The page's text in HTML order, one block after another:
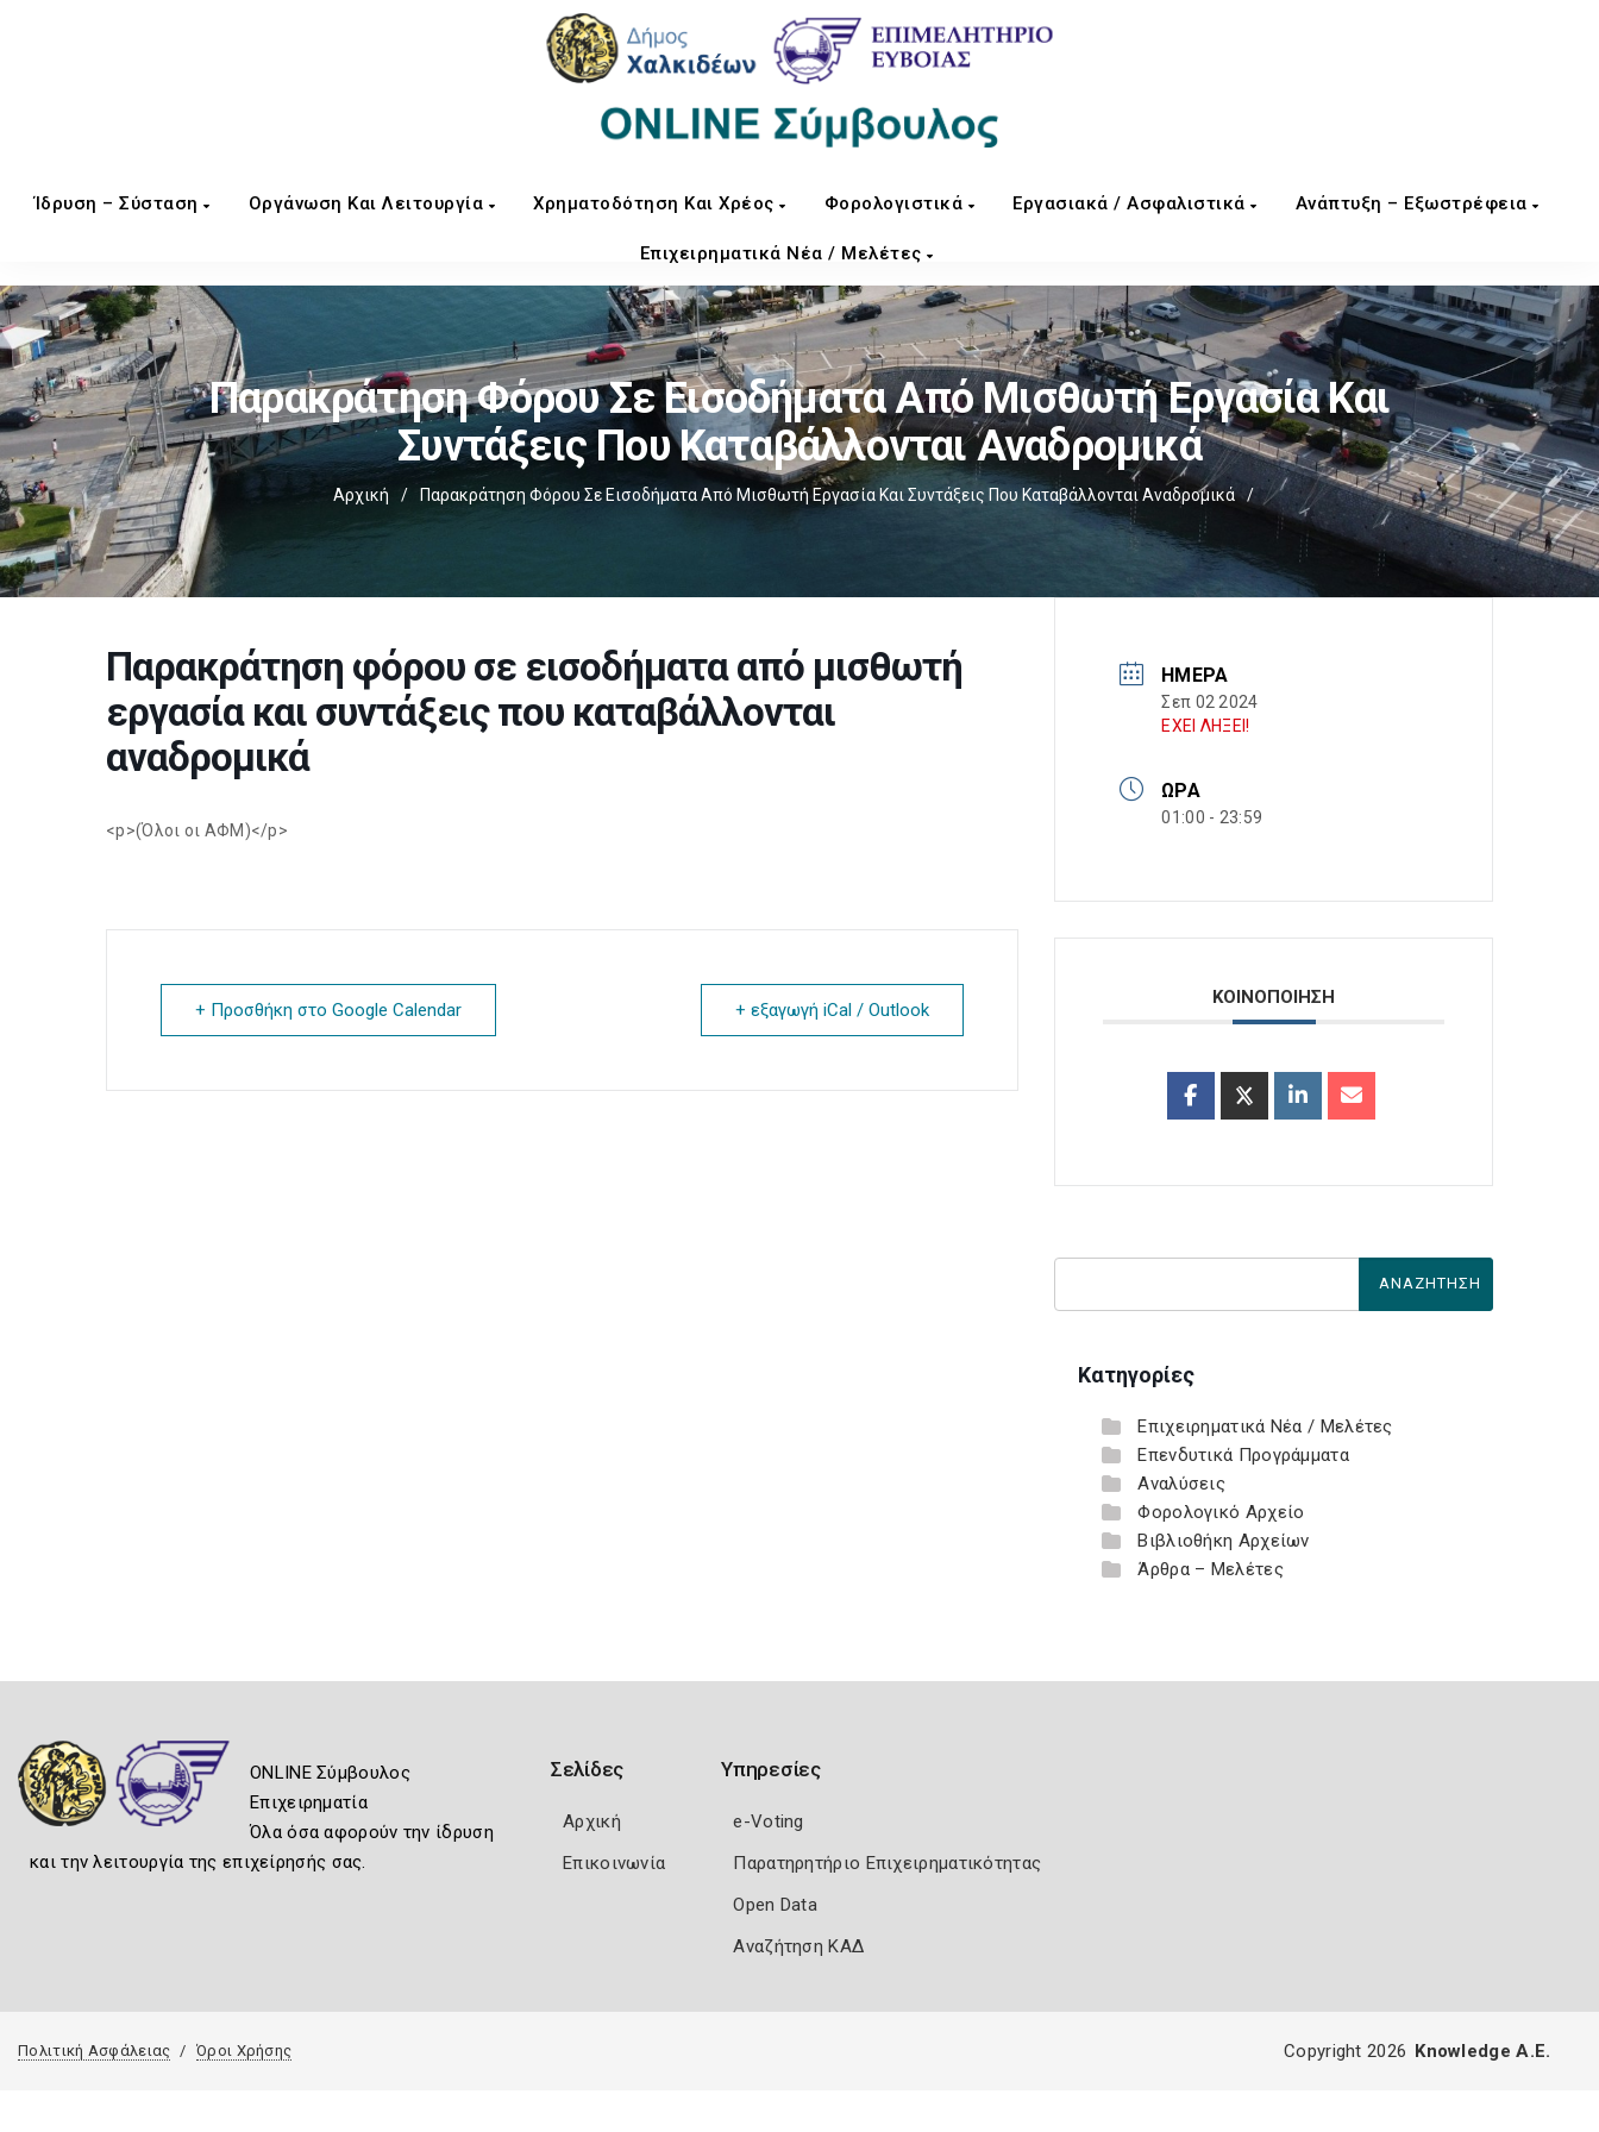
Ίδρυση – Σύσταση Οργάνωση Και Λειτουργία Χρηματοδότηση Και Χρέος Φορολογιστικά Εργασιακά / Ασφαλιστικά Ανάπτυξη – Εξωστρέφεια
Επιχειρηματικά Νέα / Μελέτες
Παρακράτηση Φόρου Σε Εισοδήματα Από Μισθωτή Εργασία Και
Συντάξεις Που Καταβάλλονται Αναδρομικά
Αρχική / Παρακράτηση Φόρου Σε Εισοδήματα Από Μισθωτή Εργασία Και Συντάξεις Που Καταβάλλονται Αναδρομικά /
Παρακράτηση φόρου σε εισοδήματα από μισθωτή
εργασία και συντάξεις που καταβάλλονται
αναδρομικά
<p>(Όλοι οι ΑΦΜ)</p>
+ Προσθήκη στο Google Calendar + εξαγωγή iCal / Outlook
ΗΜΈΡΑ
Σεπ 02 2024
ΕΧΕΙ ΛΗΞΕΙ!
ΏΡΑ
01:00 - 23:59
ΚΟΙΝΟΠΟΙΗΣΗ
Κατηγορίες
Επιχειρηματικά Νέα / Μελέτες
Επενδυτικά Προγράμματα
Αναλύσεις
Φορολογικό Αρχείο
Βιβλιοθήκη Αρχείων
Άρθρα – Μελέτες
ONLINE Σύμβουλος
Επιχειρηματία
Όλα όσα αφορούν την ίδρυση
και την λειτουργία της επιχείρησής σας.
Σελίδες
Αρχική
Επικοινωνία
Υπηρεσίες
e-Voting
Παρατηρητήριο Επιχειρηματικότητας
Open Data
Αναζήτηση ΚΑΔ
Πολιτική Ασφάλειας Όροι Χρήσης Copyright 2026 Knowledge A.E.